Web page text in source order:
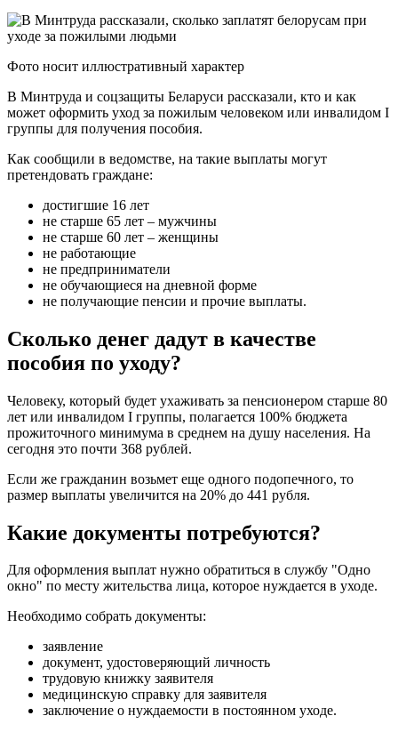
Фото носит иллюстративный характер
В Минтруда и соцзащиты Беларуси рассказали, кто и как
может оформить уход за пожилым человеком или инвалидом I
группы для получения пособия.
Как сообщили в ведомстве, на такие выплаты могут
претендовать граждане:
достигшие 16 лет
не старше 65 лет – мужчины
не старше 60 лет – женщины
не работающие
не предприниматели
не обучающиеся на дневной форме
не получающие пенсии и прочие выплаты.
Сколько денег дадут в качестве
пособия по уходу?
Человеку, который будет ухаживать за пенсионером старше 80
лет или инвалидом I группы, полагается 100% бюджета
прожиточного минимума в среднем на душу населения. На
сегодня это почти 368 рублей.
Если же гражданин возьмет еще одного подопечного, то
размер выплаты увеличится на 20% до 441 рубля.
Какие документы потребуются?
Для оформления выплат нужно обратиться в службу "Одно
окно" по месту жительства лица, которое нуждается в уходе.
Необходимо собрать документы:
заявление
документ, удостоверяющий личность
трудовую книжку заявителя
медицинскую справку для заявителя
заключение о нуждаемости в постоянном уходе.